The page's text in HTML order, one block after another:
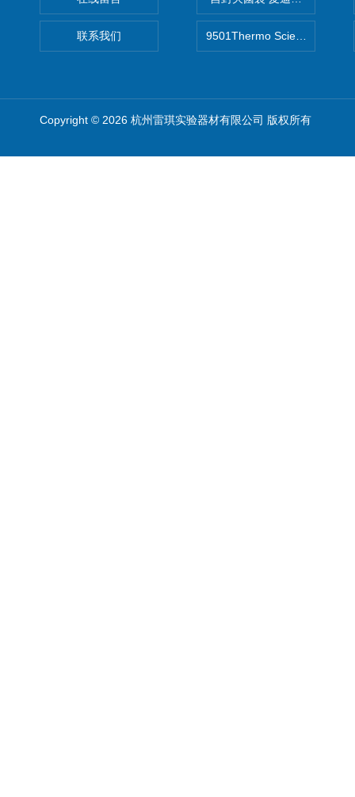
联系我们 9501Thermo Scientific S1移
Copyright © 2026 杭州雷琪实验器材有限公司 版权所有